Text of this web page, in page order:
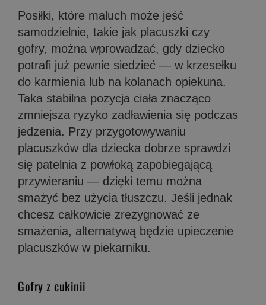
Posiłki, które maluch może jeść
samodzielnie, takie jak placuszki czy
gofry, można wprowadzać, gdy dziecko
potrafi już pewnie siedzieć — w krzesełku
do karmienia lub na kolanach opiekuna.
Taka stabilna pozycja ciała znacząco
zmniejsza ryzyko zadławienia się podczas
jedzenia. Przy przygotowywaniu
placuszków dla dziecka dobrze sprawdzi
się patelnia z powłoką zapobiegającą
przywieraniu — dzięki temu można
smażyć bez użycia tłuszczu. Jeśli jednak
chcesz całkowicie zrezygnować ze
smażenia, alternatywą będzie upieczenie
placuszków w piekarniku.
Gofry z cukinii